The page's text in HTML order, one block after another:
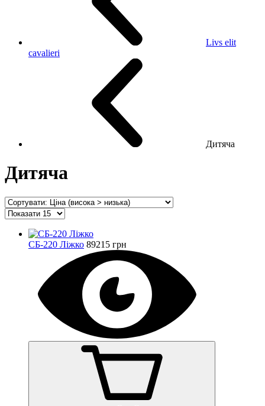
Livs elit
cavalieri
Дитяча
Дитяча
СБ-220 Ліжко 89215 грн